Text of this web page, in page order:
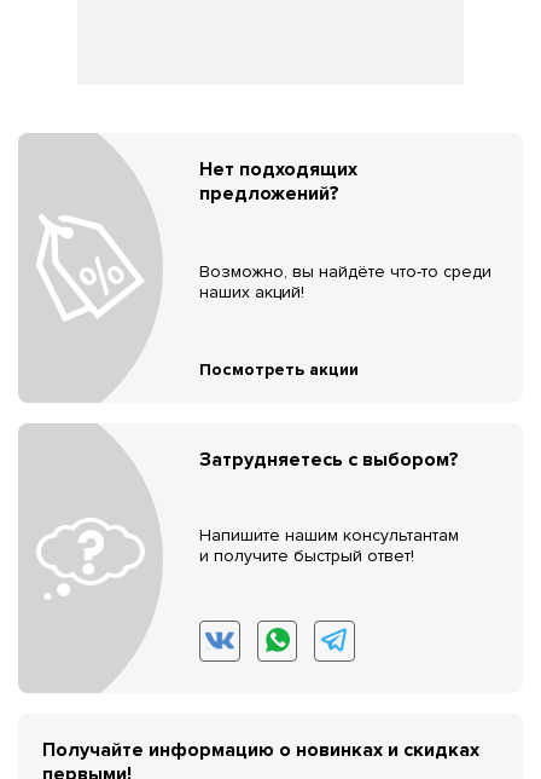
Нет подходящих
предложений?
Возможно, вы найдёте что-то среди
наших акций!
Посмотреть акции
Затрудняетесь с выбором?
Напишите нашим консультантам
и получите быстрый ответ!
Получайте информацию о новинках и скидках
первыми!